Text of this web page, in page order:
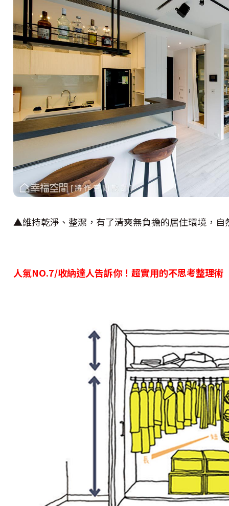
▲維持乾淨、整潔，有了清爽無負擔的居住環境，自
人氣NO.7/收納達人告訴你！超實用的不思考整理術